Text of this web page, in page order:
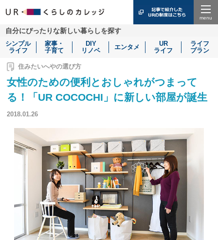
自分にぴったりな新しい暮らしを探す
シンプル
ライフ
家事・
子育て
DIY
リノベ
エンタメ
UR
ライフ
ライフ
プラン
住みたいへやの選び方
女性のための便利とおしゃれがつまって
る！「UR COCOCHI」に新しい部屋が誕生
2018.01.26